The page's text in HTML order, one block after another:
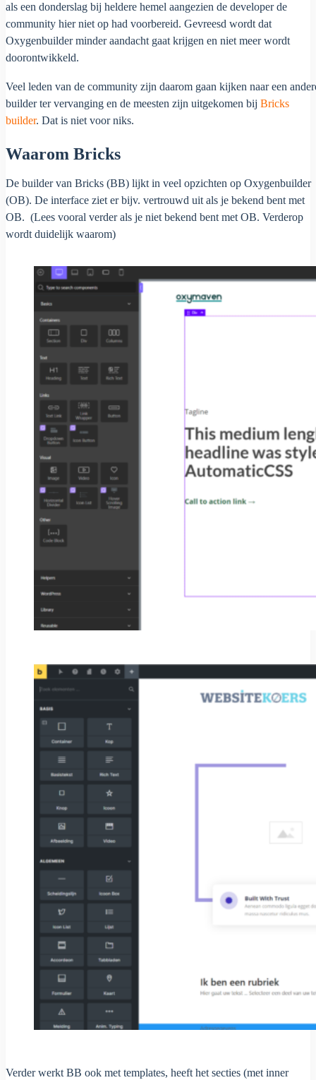
als een donderslag bij heldere hemel aangezien de developer de
community hier niet op had voorbereid. Gevreesd wordt dat
Oxygenbuilder minder aandacht gaat krijgen en niet meer wordt
doorontwikkeld.
Veel leden van de community zijn daarom gaan kijken naar een
builder ter vervanging en de meesten zijn uitgekomen bij Bricks
builder. Dat is niet voor niks.
Waarom Bricks
De builder van Bricks (BB) lijkt in veel opzichten op Oxygenbuilder
(OB). De interface ziet er bijv. vertrouwd uit als je bekend bent met
OB. (Lees vooral verder als je niet bekend bent met OB. Verderop
wordt duidelijk waarom)
Verder werkt BB ook met templates, heeft het secties (met inner